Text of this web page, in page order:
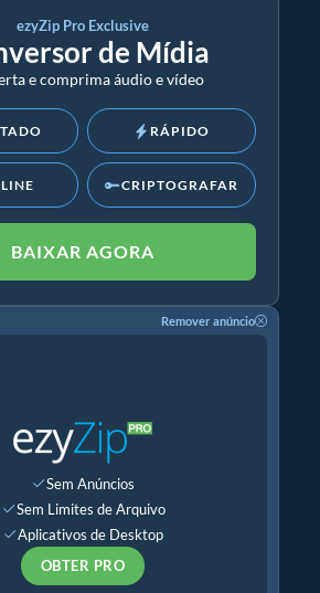
ezyZip Pro Exclusive
de Mídia
e comprima áudio e vídeo
RÁPIDO
CRIPTOGRAFAR
BAIXAR AGORA
Remover anúncio
Sem Anúncios
Sem Limites de Arquivo
Aplicativos de Desktop
OBTER PRO